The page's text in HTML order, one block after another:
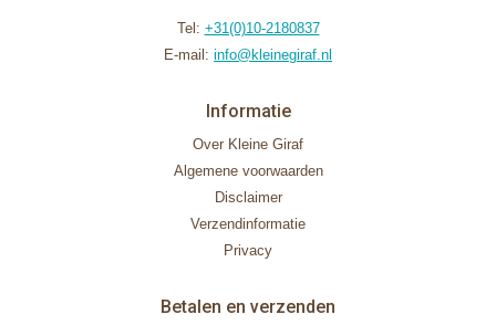
Tel: +31(0)10-2180837
E-mail: info@kleinegiraf.nl
Informatie
Over Kleine Giraf
Algemene voorwaarden
Disclaimer
Verzendinformatie
Privacy
Betalen en verzenden